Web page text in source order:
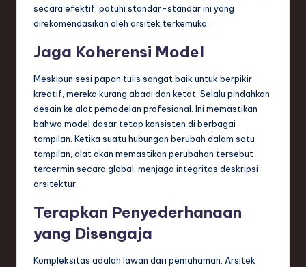
secara efektif, patuhi standar-standar ini yang
direkomendasikan oleh arsitek terkemuka.
Jaga Koherensi Model
Meskipun sesi papan tulis sangat baik untuk berpikir
kreatif, mereka kurang abadi dan ketat. Selalu pindahkan
desain ke alat pemodelan profesional. Ini memastikan
bahwa model dasar tetap konsisten di berbagai
tampilan. Ketika suatu hubungan berubah dalam satu
tampilan, alat akan memastikan perubahan tersebut
tercermin secara global, menjaga integritas deskripsi
arsitektur.
Terapkan Penyederhanaan
yang Disengaja
Kompleksitas adalah lawan dari pemahaman. Arsitek